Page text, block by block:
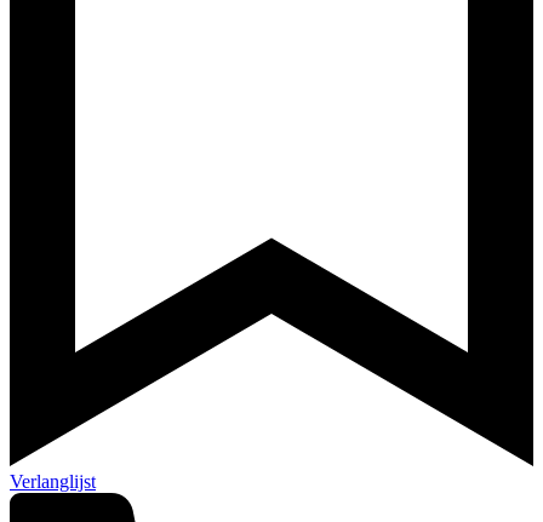
Verlanglijst